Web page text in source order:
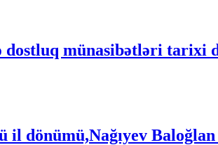
münasibətləri tarixi
dönümü,Nağıyev